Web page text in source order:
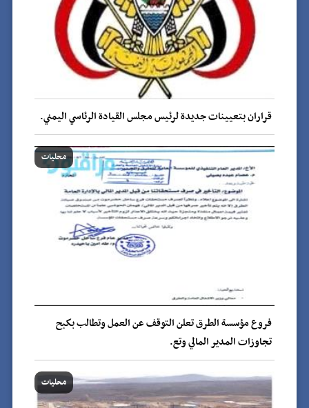
قراران بتعيينات جديدة لرئيس مجلس القيادة الرئاسي اليمني.
محليات
فروع مؤسسة الطرق تعلن التوقف عن العمل وتطالب بكبح
تجاوزات المدير المالي وتع.
محليات